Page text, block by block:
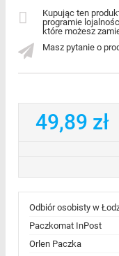
Masz pytanie o
Kupując ten
programie
które możesz
49,89 zł
Odbiór osobisty w
Paczkomat InPost
Orlen Paczka